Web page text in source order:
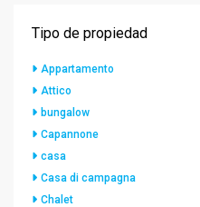
Tipo de propiedad
Appartamento
Attico
bungalow
Capannone
casa
Casa di campagna
Chalet